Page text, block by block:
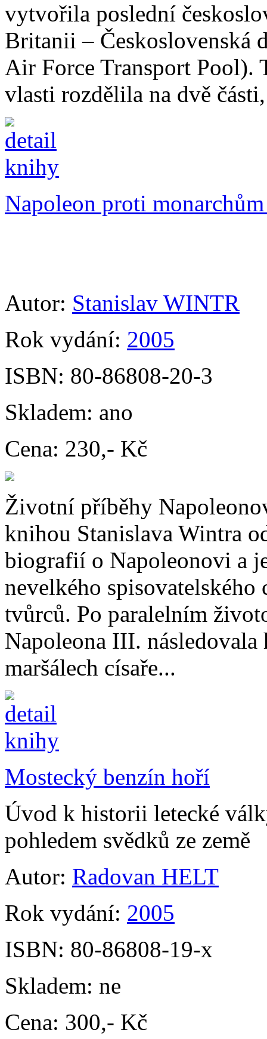
vytvořila poslední
Britanii – Československá
Air Force Transport Pool).
vlasti rozdělila na dvě
Napoleon proti
Autor: Stanislav WINTR
Rok vydání: 2005
ISBN: 80-86808-20-3
Skladem: ano
Cena: 230,- Kč
Životní příběhy
knihou Stanislava Wintra
biografií o Napoleonovi a
nevelkého
tvůrců. Po paralelním
Napoleona III.
maršálech císaře...
Mostecký benzín hoří
Úvod k historii letecké
pohledem svědků ze země
Autor: Radovan HELT
Rok vydání: 2005
ISBN: 80-86808-19-x
Skladem: ne
Cena: 300,- Kč